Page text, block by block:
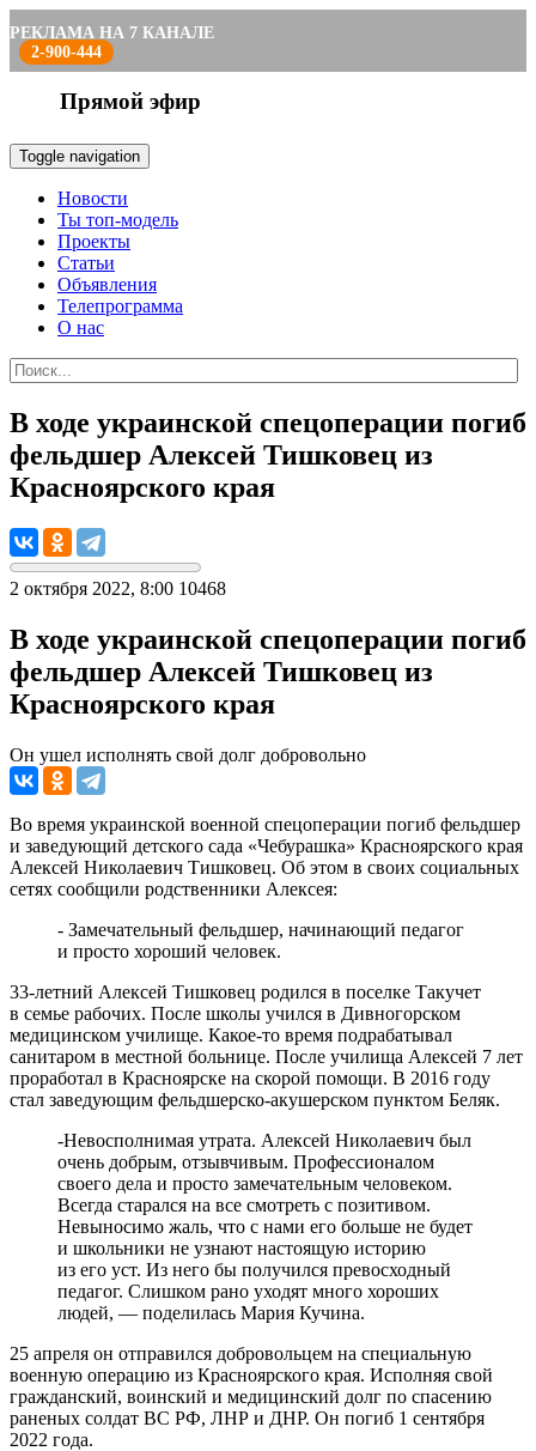
РЕКЛАМА НА 7 КАНАЛЕ
2-900-444
Прямой эфир
Toggle navigation
Новости
Ты топ-модель
Проекты
Статьи
Объявления
Телепрограмма
О нас
В ходе украинской спецоперации погиб
фельдшер Алексей Тишковец из
Красноярского края
2 октября 2022, 8:00 10468
В ходе украинской спецоперации погиб
фельдшер Алексей Тишковец из
Красноярского края
Он ушел исполнять свой долг добровольно
Во время украинской военной спецоперации погиб фельдшер
и заведующий детского сада «Чебурашка» Красноярского края
Алексей Николаевич Тишковец. Об этом в своих социальных
сетях сообщили родственники Алексея:
- Замечательный фельдшер, начинающий педагог
и просто хороший человек.
33-летний Алексей Тишковец родился в поселке Такучет
в семье рабочих. После школы учился в Дивногорском
медицинском училище. Какое-то время подрабатывал
санитаром в местной больнице. После училища Алексей 7 лет
проработал в Красноярске на скорой помощи. В 2016 году
стал заведующим фельдшерско-акушерском пунктом Беляк.
-Невосполнимая утрата. Алексей Николаевич был
очень добрым, отзывчивым. Профессионалом
своего дела и просто замечательным человеком.
Всегда старался на все смотреть с позитивом.
Невыносимо жаль, что с нами его больше не будет
и школьники не узнают настоящую историю
из его уст. Из него бы получился превосходный
педагог. Слишком рано уходят много хороших
людей, — поделилась Мария Кучина.
25 апреля он отправился добровольцем на специальную
военную операцию из Красноярского края. Исполняя свой
гражданский, воинский и медицинский долг по спасению
раненых солдат ВС РФ, ЛНР и ДНР. Он погиб 1 сентября
2022 года.